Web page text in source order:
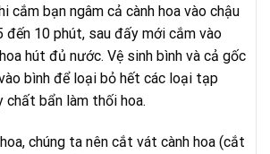
cắm bạn ngâm cả cành hoa vào chậu
10 phút, sau đấy mới cắm vào
hút đủ nước. Vệ sinh bình và cả gốc
bình để loại bỏ hết các loại tạp
chất bẩn làm thối hoa.
chúng ta nên cắt vát cành hoa (cắt